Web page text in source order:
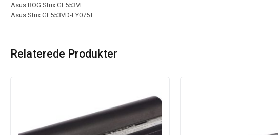
Asus ROG Strix GL553VE
Asus Strix GL553VD-FY075T
Relaterede Produkter